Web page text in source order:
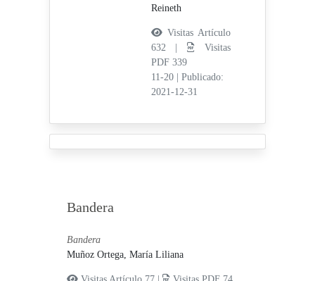
Reineth
Visitas Artículo
632 |
Visitas
PDF 339
11-20
Publicado:
2021-12-31
Bandera
Bandera
Muñoz Ortega, María Liliana